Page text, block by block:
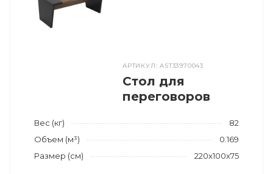
АРТИКУЛ: AST33970043
Стол для
переговоров
Вес (кг)
82
Объем (м³)
0.169
Размер (см)
220x100x75